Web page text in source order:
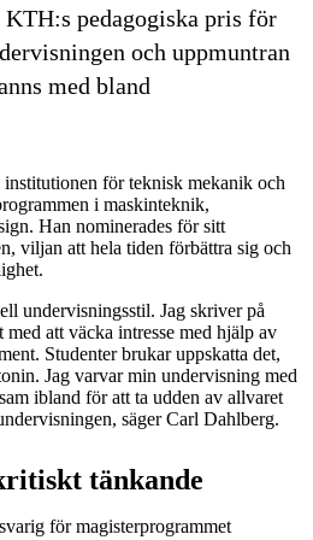
pedagogiska pris för
och uppmuntran
med bland
för teknisk mekanik och
i maskinteknik,
Han nominerades för sitt
viljan att hela tiden förbättra sig och
undervisningsstil. Jag skriver på
att väcka intresse med hjälp av
Studenter brukar uppskatta det,
Jag varvar min undervisning med
ibland för att ta udden av allvaret
säger Carl Dahlberg.
tänkande
för magisterprogrammet